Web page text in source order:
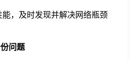
，及时发现并解决网络瓶颈
问题